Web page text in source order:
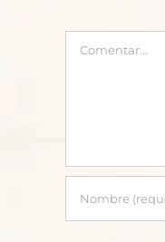
Comentar